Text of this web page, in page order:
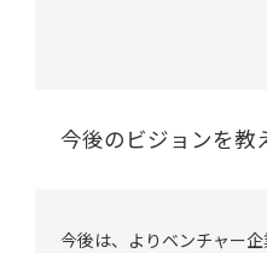
今後のビジョンを教
今後は、よりベンチャー